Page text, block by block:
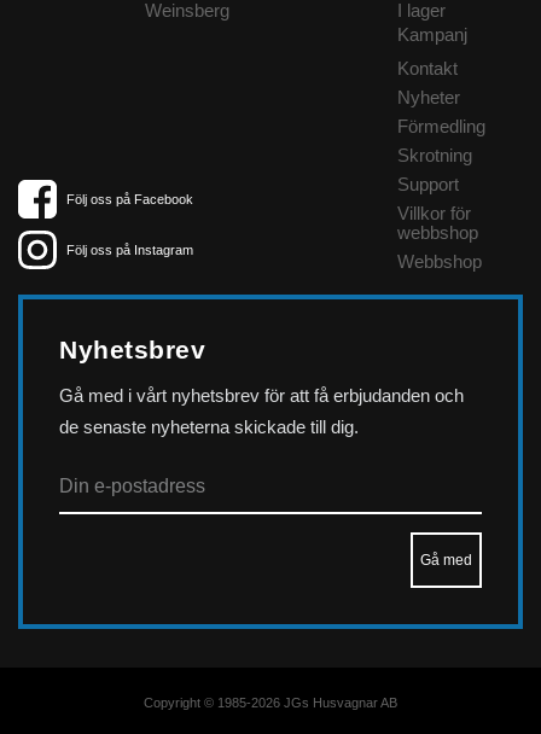
Weinsberg
I lager
Kampanj
Kontakt
Nyheter
Förmedling
Skrotning
Support
Villkor för
webbshop
Webbshop
Följ oss på Facebook
Följ oss på Instagram
Nyhetsbrev
Gå med i vårt nyhetsbrev för att få erbjudanden och
de senaste nyheterna skickade till dig.
Copyright © 1985-2026 JGs Husvagnar AB